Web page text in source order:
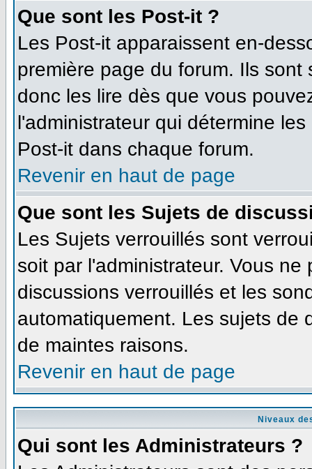
Que sont les Post-it ?
Les Post-it apparaissent en-
première page du forum. Ils
donc les lire dès que vous
l'administrateur qui détermine
Post-it dans chaque forum.
Revenir en haut de page
Que sont les Sujets de
Les Sujets verrouillés sont
soit par l'administrateur. Vous
discussions verrouillés et les
automatiquement. Les sujets de
de maintes raisons.
Revenir en haut de page
Niveaux
Qui sont les Administrateurs ?